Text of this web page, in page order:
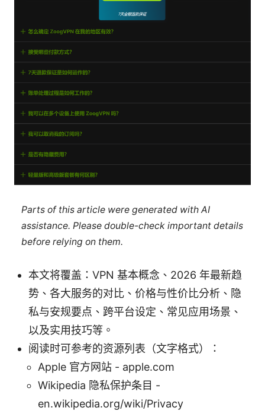
Parts of this article were generated with AI
assistance. Please double-check important details
before relying on them.
本文将覆盖：VPN 基本概念、2026 年最新趋
势、各大服务的对比、价格与性价比分析、隐
私与安规要点、跨平台设定、常见应用场景、
以及实用技巧等。
阅读时可参考的资源列表（文字格式）：
Apple 官方网站 - apple.com
Wikipedia 隐私保护条目 -
en.wikipedia.org/wiki/Privacy